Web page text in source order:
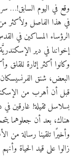
وقع في اليوم السابق!…
في هذا الفاصل ولأكثر
الرؤساء المساكين في
إخواننا في دير
وكانوا أكثر إثارة للقلق
البعض، شنق
قبل أن أهرب من
بسلاسل ثقيلة! غارقين ​​في
هناك، بعد أن جعلوهما
وأخيرًا تلقينا رسالة من
زالوا على قيد الحياة